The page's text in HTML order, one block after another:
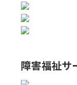
障害福祉サ